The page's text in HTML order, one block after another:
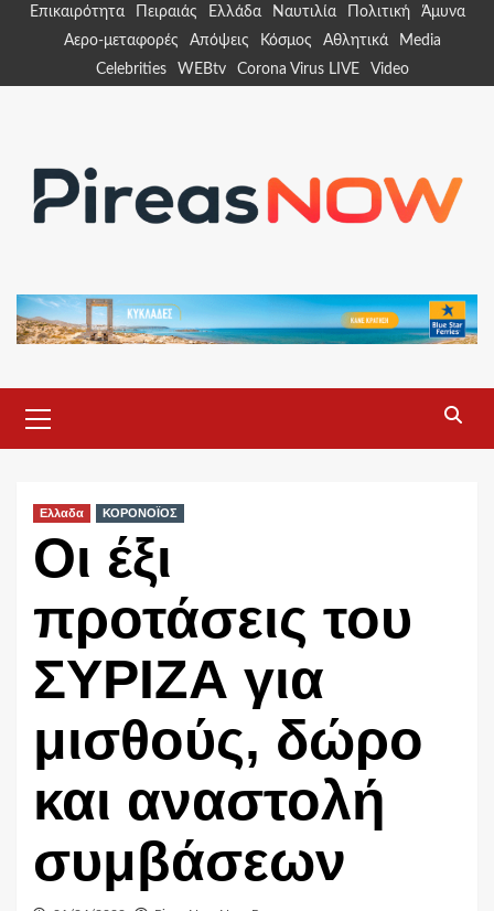
Επικαιρότητα Πειραιάς Ελλάδα Ναυτιλία Πολιτική
Άμυνα
Αερο-μεταφορές
Απόψεις Κόσμος Αθλητικά
Media
Celebrities
WEBtv Corona Virus LIVE Video
Menu
Ελλαδα ΚΟΡΟΝΟΪΟΣ
Οι έξι
προτάσεις του
ΣΥΡΙΖΑ για
μισθούς, δώρο
και αναστολή
συμβάσεων